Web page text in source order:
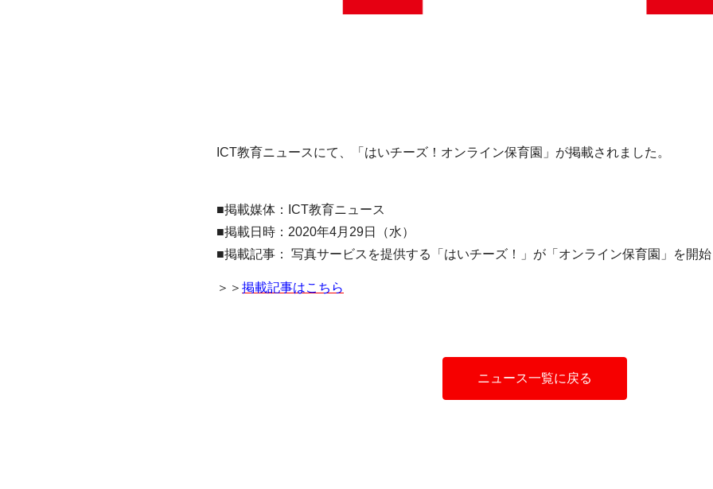
ICT教育ニュースにて、「はいチーズ！オンライン保育園」が掲載されました。
■掲載媒体：ICT教育ニュース
■掲載日時：2020年4月29日（水）
■掲載記事： 写真サービスを提供する「はいチーズ！」が「オンライン保育園」を開始
＞＞ 掲載記事はこちら
ニュース一覧に戻る